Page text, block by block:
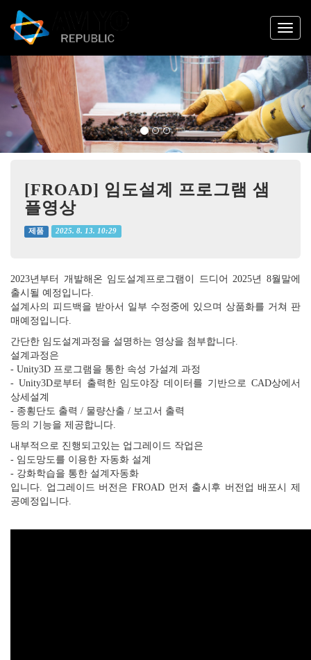
Previous
[FROAD] 임도설계 프로그램 샘
플영상
제품 2025. 8. 13. 10:29
2023년부터 개발해온 임도설계프로그램이 드디어 2025년 8월말에
출시될 예정입니다.
설계사의 피드백을 받아서 일부 수정중에 있으며 상품화를 거쳐 판
매예정입니다.
간단한 임도설계과정을 설명하는 영상을 첨부합니다.
설계과정은
- Unity3D 프로그램을 통한 속성 가설계 과정
- Unity3D로부터 출력한 임도야장 데이터를 기반으로 CAD상에서
상세설계
- 종횡단도 출력 / 물량산출 / 보고서 출력
등의 기능을 제공합니다.
내부적으로 진행되고있는 업그레이드 작업은
- 임도망도를 이용한 자동화 설계
- 강화학습을 통한 설계자동화
입니다. 업그레이드 버전은 FROAD 먼저 출시후 버전업 배포시 제
공예정입니다.